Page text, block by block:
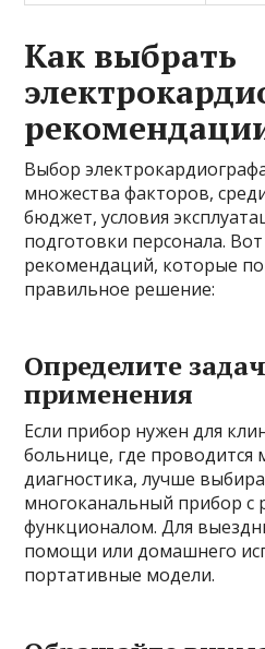
Как выбрать
Выбор
множества факторов,
бюджет, условия
подготовки персонала.
рекомендаций, которые
правильное решение:
Определите
применения
Если прибор нужен для
больнице, где проводится
диагностика, лучше
многоканальный прибор
функционалом. Для
помощи или домашнего
портативные модели.